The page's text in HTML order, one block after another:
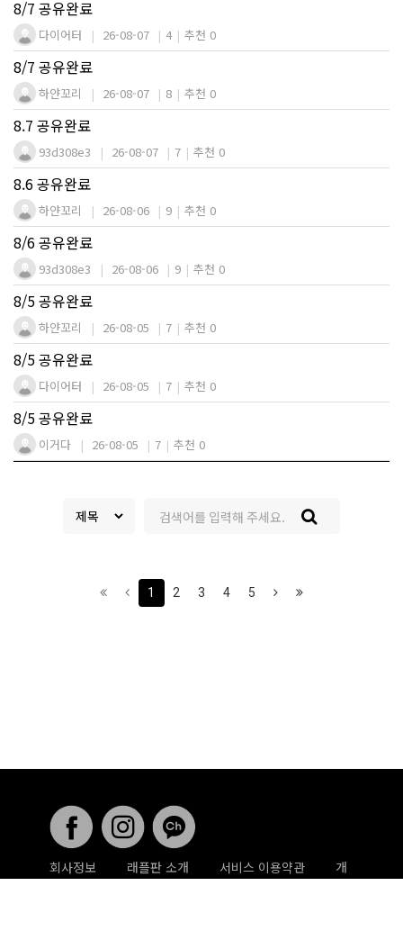
8/7 공유완료
다이어터 26-08-07 4 추천 0
8/7 공유완료
하얀꼬리 26-08-07 8 추천 0
8.7 공유완료
93d308e3 26-08-07 7 추천 0
8.6 공유완료
하얀꼬리 26-08-06 9 추천 0
8/6 공유완료
93d308e3 26-08-06 9 추천 0
8/5 공유완료
하얀꼬리 26-08-05 7 추천 0
8/5 공유완료
다이어터 26-08-05 7 추천 0
8/5 공유완료
이거다 26-08-05 7 추천 0
1 (current)
2 3 4 5 (next)(last)
회사정보 래플판 소개 서비스 이용약관
개